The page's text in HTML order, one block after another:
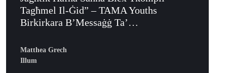
Tagħmel Il-Ġid” – TAMA Youths
Birkirkara B’Messaġġ Ta’…
Matthea Grech
Illum